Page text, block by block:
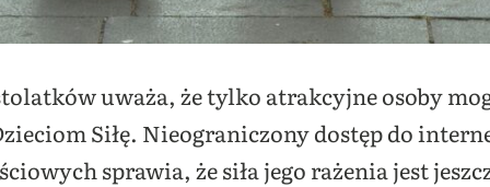
uważa, że tylko atrakcyjne osoby
Siłę. Nieograniczony dostęp do
sprawia, że siła jego rażenia jest